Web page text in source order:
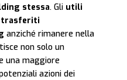
stessa. Gli utili
trasferiti
anziché rimanere nella
non solo un
una maggiore
azioni dei